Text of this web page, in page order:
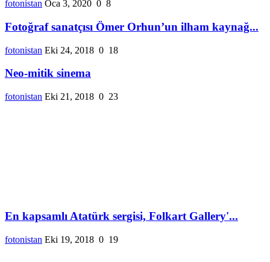
fotonistan Oca 3, 2020 0 8
Fotoğraf sanatçısı Ömer Orhun’un ilham kaynağ...
fotonistan Eki 24, 2018 0 18
Neo-mitik sinema
fotonistan Eki 21, 2018 0 23
En kapsamlı Atatürk sergisi, Folkart Gallery'...
fotonistan Eki 19, 2018 0 19